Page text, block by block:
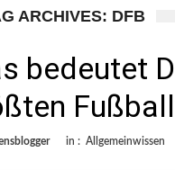
ARCHIVES: DFB
bedeutet
in : Allgemeinwissen